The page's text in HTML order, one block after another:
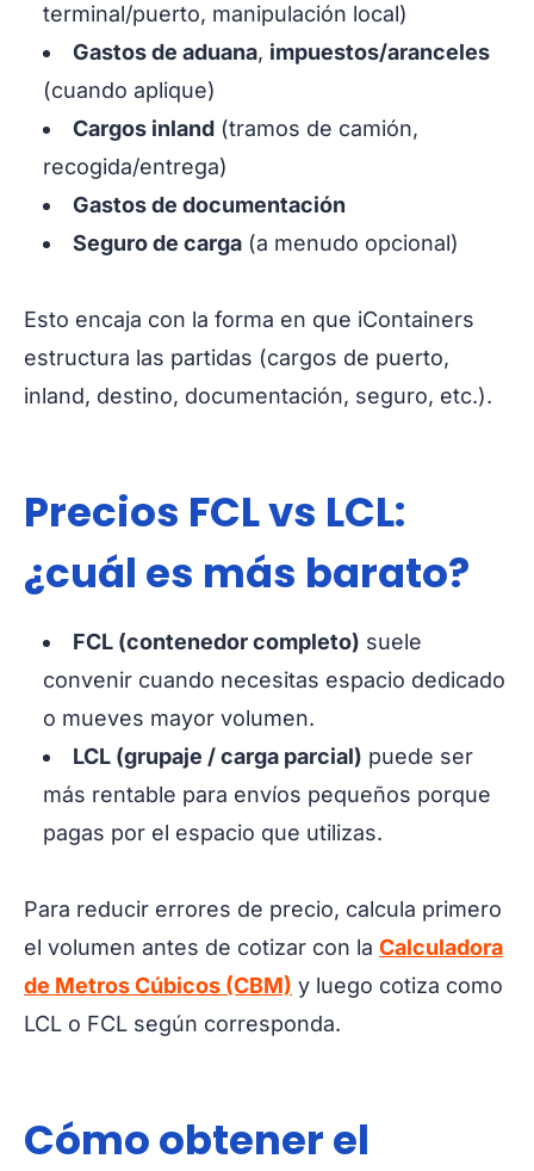
terminal/puerto, manipulación local)
Gastos de aduana, impuestos/aranceles
(cuando aplique)
Cargos inland (tramos de camión,
recogida/entrega)
Gastos de documentación
Seguro de carga (a menudo opcional)
Esto encaja con la forma en que iContainers
estructura las partidas (cargos de puerto,
inland, destino, documentación, seguro, etc.).
Precios FCL vs LCL:
¿cuál es más barato?
FCL (contenedor completo) suele
convenir cuando necesitas espacio dedicado
o mueves mayor volumen.
LCL (grupaje / carga parcial) puede ser
más rentable para envíos pequeños porque
pagas por el espacio que utilizas.
Para reducir errores de precio, calcula primero
el volumen antes de cotizar con la Calculadora
de Metros Cúbicos (CBM) y luego cotiza como
LCL o FCL según corresponda.
Cómo obtener el